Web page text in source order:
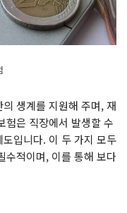
생계를 지원해 주며, 재
험은 직장에서 발생할 수
입니다. 이 두 가지 모두
수적이며, 이를 통해 보다